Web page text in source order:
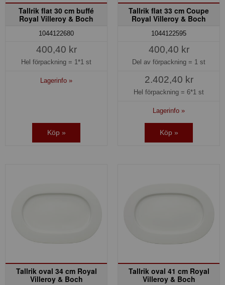
Tallrik flat 30 cm buffé
Royal Villeroy & Boch
1044122680
400,40 kr
Hel förpackning = 1*1 st
Lagerinfo »
Köp »
Tallrik flat 33 cm Coupe
Royal Villeroy & Boch
1044122595
400,40 kr
Del av förpackning = 1 st
2.402,40 kr
Hel förpackning = 6*1 st
Lagerinfo »
Köp »
Tallrik oval 34 cm Royal
Villeroy & Boch
Tallrik oval 41 cm Royal
Villeroy & Boch